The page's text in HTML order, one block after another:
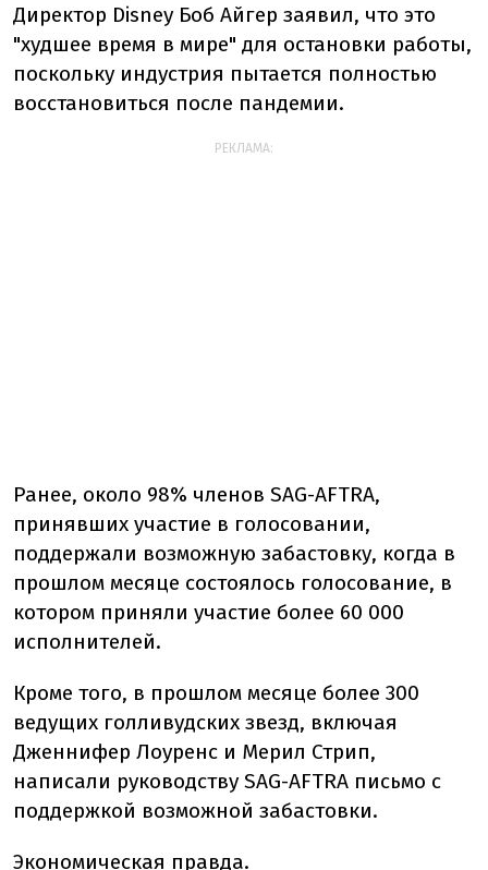
Директор Disney Боб Айгер заявил, что это
"худшее время в мире" для остановки работы,
поскольку индустрия пытается полностью
восстановиться после пандемии.
РЕКЛАМА:
Ранее, около 98% членов SAG-AFTRA,
принявших участие в голосовании,
поддержали возможную забастовку, когда в
прошлом месяце состоялось голосование, в
котором приняли участие более 60 000
исполнителей.
Кроме того, в прошлом месяце более 300
ведущих голливудских звезд, включая
Дженнифер Лоуренс и Мерил Стрип,
написали руководству SAG-AFTRA письмо с
поддержкой возможной забастовки.
Экономическая правда.